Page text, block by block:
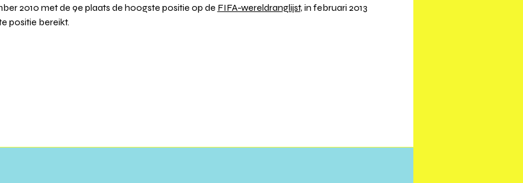
2010 met de 9e plaats de hoogste positie op de FIFA-wereldranglijst, in februari 2013
positie bereikt.